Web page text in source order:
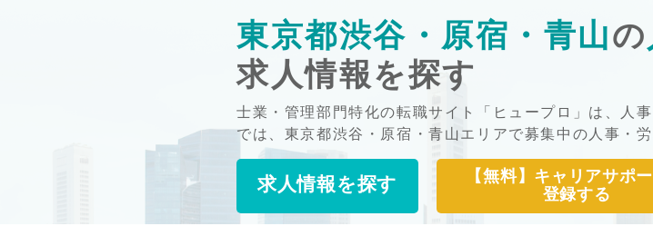
東京都渋谷・原宿・青山の
求人情報を探す
士業・管理部門特化の転職サイト「ヒュープロ」は、人
では、東京都渋谷・原宿・青山エリアで募集中の人事・
求人情報を探す
【無料】キャリアサポ
登録する